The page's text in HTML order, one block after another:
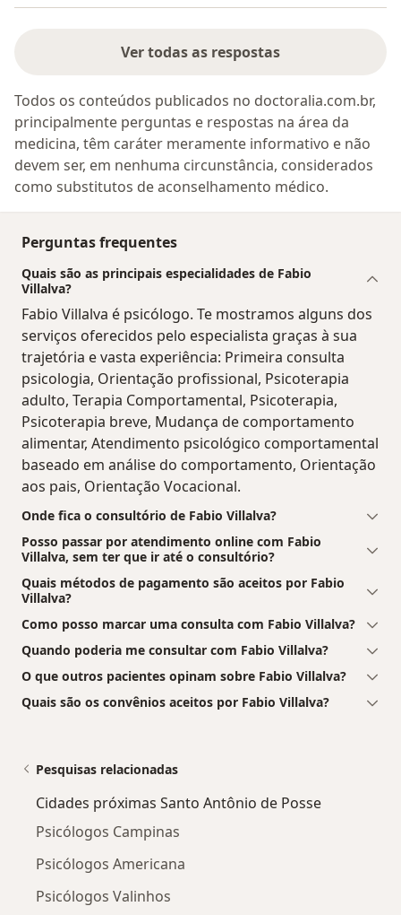
Ver todas as respostas
Todos os conteúdos publicados no doctoralia.com.br,
principalmente perguntas e respostas na área da
medicina, têm caráter meramente informativo e não
devem ser, em nenhuma circunstância, considerados
como substitutos de aconselhamento médico.
Perguntas frequentes
Quais são as principais especialidades de Fabio
Villalva?
Fabio Villalva é psicólogo. Te mostramos alguns dos
serviços oferecidos pelo especialista graças à sua
trajetória e vasta experiência: Primeira consulta
psicologia, Orientação profissional, Psicoterapia
adulto, Terapia Comportamental, Psicoterapia,
Psicoterapia breve, Mudança de comportamento
alimentar, Atendimento psicológico comportamental
baseado em análise do comportamento, Orientação
aos pais, Orientação Vocacional.
Onde fica o consultório de Fabio Villalva?
Posso passar por atendimento online com Fabio
Villalva, sem ter que ir até o consultório?
Quais métodos de pagamento são aceitos por Fabio
Villalva?
Como posso marcar uma consulta com Fabio Villalva?
Quando poderia me consultar com Fabio Villalva?
O que outros pacientes opinam sobre Fabio Villalva?
Quais são os convênios aceitos por Fabio Villalva?
Pesquisas relacionadas
Cidades próximas Santo Antônio de Posse
Psicólogos Campinas
Psicólogos Americana
Psicólogos Valinhos